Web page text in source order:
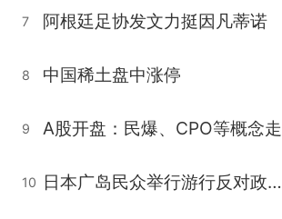
7 阿根廷足协发文力挺因凡蒂诺
8 中国稀土盘中涨停
9
10 日本广岛民众举行游行反对政府行径